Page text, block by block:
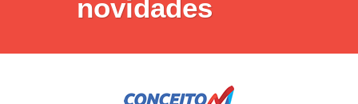
novidades